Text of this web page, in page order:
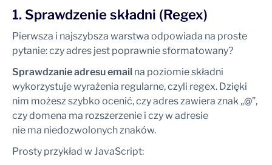
1. Sprawdzenie składni (Regex)
Pierwsza i najszybsza warstwa odpowiada na proste
pytanie: czy adres jest poprawnie sformatowany?
Sprawdzanie adresu email na poziomie składni
wykorzystuje wyrażenia regularne, czyli regex. Dzięki
nim możesz szybko ocenić, czy adres zawiera znak „@”,
czy domena ma rozszerzenie i czy w adresie
nie ma niedozwolonych znaków.
Prosty przykład w JavaScript: